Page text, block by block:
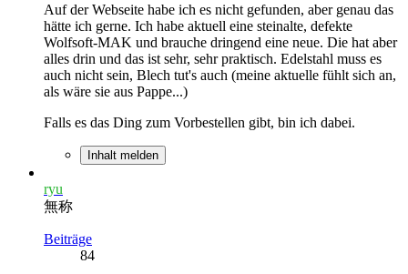
Auf der Webseite habe ich es nicht gefunden, aber genau das
hätte ich gerne. Ich habe aktuell eine steinalte, defekte
Wolfsoft-MAK und brauche dringend eine neue. Die hat aber
alles drin und das ist sehr, sehr praktisch. Edelstahl muss es
auch nicht sein, Blech tut's auch (meine aktuelle fühlt sich an,
als wäre sie aus Pappe...)
Falls es das Ding zum Vorbestellen gibt, bin ich dabei.
Inhalt melden
ryu
無称
Beiträge
84